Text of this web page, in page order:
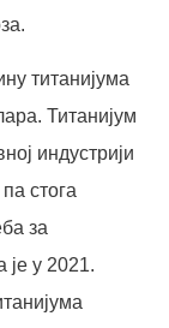
титанијума
Титанијум
индустрији
стога
за
је у 2021.